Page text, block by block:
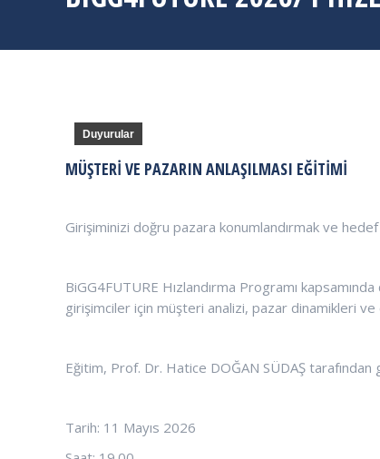
Duyurular
MÜŞTERI VE PAZARIN ANLAŞILMASI EĞITIMI
Girişiminizi doğru pazara konumlandırmak ve
BiGG4FUTURE Hızlandırma Programı
girişimciler için müşteri analizi, pazar dinamikleri ve
Eğitim, Prof. Dr. Hatice DOĞAN SÜDAŞ
Tarih: 11 Mayıs 2026